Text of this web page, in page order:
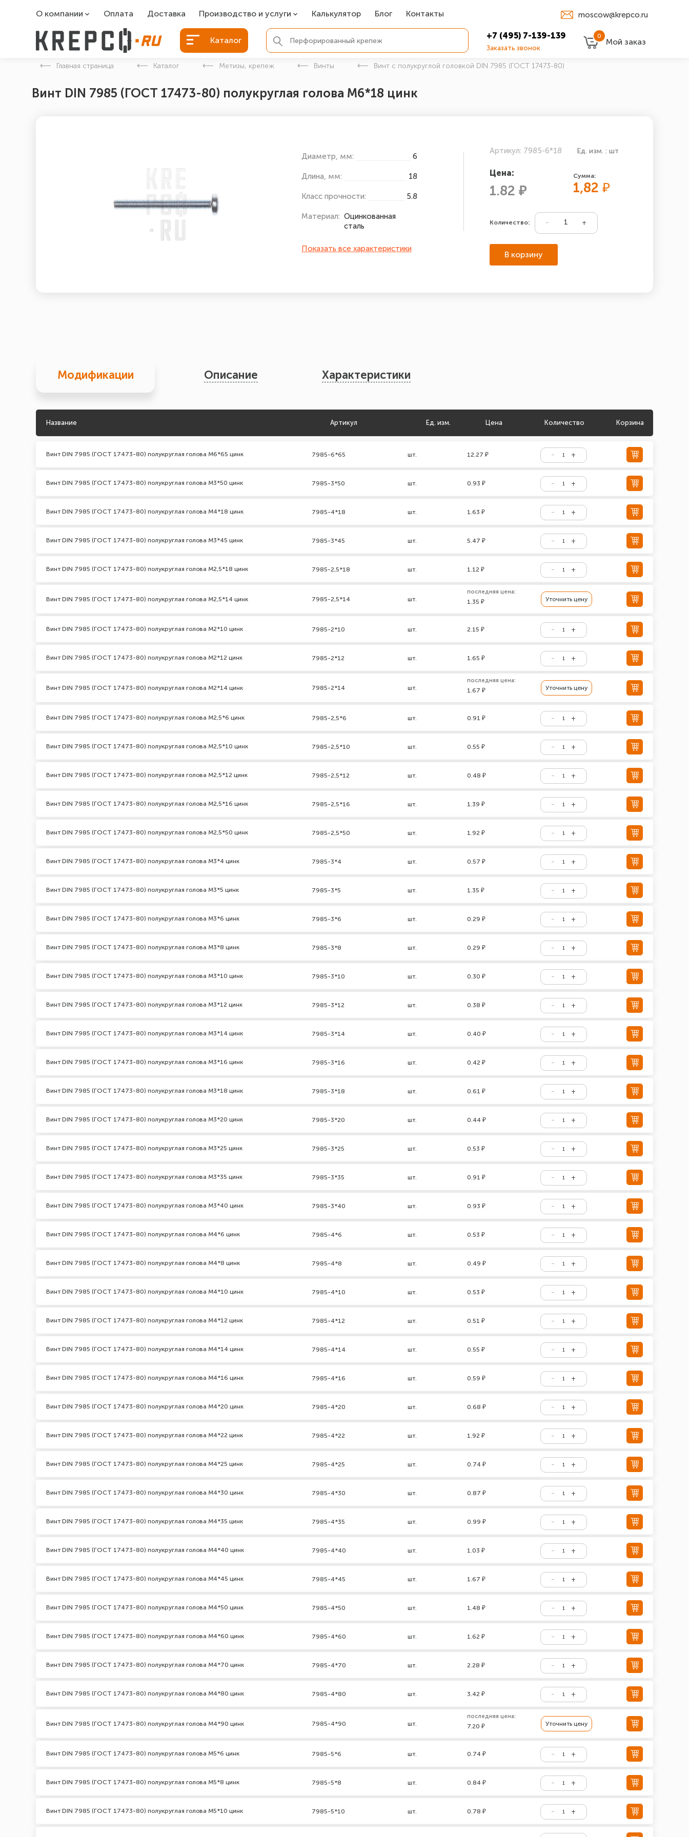
О компании
О компании
Оплата Доставка Производство и услуги
Болты БСР
Болты для фундамента
Закладные детали
Калькулятор Блог Контакты moscow@krepco.ru
Каталог +7 (495) 7-139-139
Заказать звонок
0
Мой заказ
Главная страница Каталог Метизы, крепеж Винты Винт с полукруглой головкой DIN 7985 (ГОСТ 17473-80)
Винт DIN 7985 (ГОСТ 17473-80) полукруглая голова М6*18 цинк
Диаметр, мм: 6
Длина, мм: 18
Класс прочности: 5.8
Материал: Оцинкованная
сталь
Показать все характеристики
Артикул: 7985-6*18 Ед. изм. : шт
Цена:
1.82 ₽
Сумма:
1,82₽
Количество:
В корзину
Модификации Описание Характеристики
Название Артикул Ед. изм. Цена Количество Корзина
Винт DIN 7985 (ГОСТ 17473-80) полукруглая голова М6*65 цинк 7985-6*65 шт. 12.27 ₽
Винт DIN 7985 (ГОСТ 17473-80) полукруглая голова М3*50 цинк 7985-3*50 шт. 0.93 ₽
Винт DIN 7985 (ГОСТ 17473-80) полукруглая голова М4*18 цинк 7985-4*18 шт. 1.63 ₽
Винт DIN 7985 (ГОСТ 17473-80) полукруглая голова М3*45 цинк 7985-3*45 шт. 5.47 ₽
Винт DIN 7985 (ГОСТ 17473-80) полукруглая голова М2,5*18 цинк 7985-2,5*18 шт. 1.12 ₽
Винт DIN 7985 (ГОСТ 17473-80) полукруглая голова М2,5*14 цинк 7985-2,5*14 шт.
последняя цена:
1.35 ₽ Уточнить цену
Винт DIN 7985 (ГОСТ 17473-80) полукруглая голова М2*10 цинк 7985-2*10 шт. 2.15 ₽
Винт DIN 7985 (ГОСТ 17473-80) полукруглая голова М2*12 цинк 7985-2*12 шт. 1.65 ₽
Винт DIN 7985 (ГОСТ 17473-80) полукруглая голова М2*14 цинк 7985-2*14 шт.
последняя цена:
1.67 ₽ Уточнить цену
Винт DIN 7985 (ГОСТ 17473-80) полукруглая голова М2,5*6 цинк 7985-2,5*6 шт. 0.91 ₽
Винт DIN 7985 (ГОСТ 17473-80) полукруглая голова М2,5*10 цинк 7985-2,5*10 шт. 0.55 ₽
Винт DIN 7985 (ГОСТ 17473-80) полукруглая голова М2,5*12 цинк 7985-2,5*12 шт. 0.48 ₽
Винт DIN 7985 (ГОСТ 17473-80) полукруглая голова М2,5*16 цинк 7985-2,5*16 шт. 1.39 ₽
Винт DIN 7985 (ГОСТ 17473-80) полукруглая голова М2,5*50 цинк 7985-2,5*50 шт. 1.92 ₽
Винт DIN 7985 (ГОСТ 17473-80) полукруглая голова М3*4 цинк 7985-3*4 шт. 0.57 ₽
Винт DIN 7985 (ГОСТ 17473-80) полукруглая голова М3*5 цинк 7985-3*5 шт. 1.35 ₽
Винт DIN 7985 (ГОСТ 17473-80) полукруглая голова М3*6 цинк 7985-3*6 шт. 0.29 ₽
Винт DIN 7985 (ГОСТ 17473-80) полукруглая голова М3*8 цинк 7985-3*8 шт. 0.29 ₽
Винт DIN 7985 (ГОСТ 17473-80) полукруглая голова М3*10 цинк 7985-3*10 шт. 0.30 ₽
Винт DIN 7985 (ГОСТ 17473-80) полукруглая голова М3*12 цинк 7985-3*12 шт. 0.38 ₽
Винт DIN 7985 (ГОСТ 17473-80) полукруглая голова М3*14 цинк 7985-3*14 шт. 0.40 ₽
Винт DIN 7985 (ГОСТ 17473-80) полукруглая голова М3*16 цинк 7985-3*16 шт. 0.42 ₽
Винт DIN 7985 (ГОСТ 17473-80) полукруглая голова М3*18 цинк 7985-3*18 шт. 0.61 ₽
Винт DIN 7985 (ГОСТ 17473-80) полукруглая голова М3*20 цинк 7985-3*20 шт. 0.44 ₽
Винт DIN 7985 (ГОСТ 17473-80) полукруглая голова М3*25 цинк 7985-3*25 шт. 0.53 ₽
Винт DIN 7985 (ГОСТ 17473-80) полукруглая голова М3*35 цинк 7985-3*35 шт. 0.91 ₽
Винт DIN 7985 (ГОСТ 17473-80) полукруглая голова М3*40 цинк 7985-3*40 шт. 0.93 ₽
Винт DIN 7985 (ГОСТ 17473-80) полукруглая голова М4*6 цинк 7985-4*6 шт. 0.53 ₽
Винт DIN 7985 (ГОСТ 17473-80) полукруглая голова М4*8 цинк 7985-4*8 шт. 0.49 ₽
Винт DIN 7985 (ГОСТ 17473-80) полукруглая голова М4*10 цинк 7985-4*10 шт. 0.53 ₽
Винт DIN 7985 (ГОСТ 17473-80) полукруглая голова М4*12 цинк 7985-4*12 шт. 0.51 ₽
Винт DIN 7985 (ГОСТ 17473-80) полукруглая голова М4*14 цинк 7985-4*14 шт. 0.55 ₽
Винт DIN 7985 (ГОСТ 17473-80) полукруглая голова М4*16 цинк 7985-4*16 шт. 0.59 ₽
Винт DIN 7985 (ГОСТ 17473-80) полукруглая голова М4*20 цинк 7985-4*20 шт. 0.68 ₽
Винт DIN 7985 (ГОСТ 17473-80) полукруглая голова М4*22 цинк 7985-4*22 шт. 1.92 ₽
Винт DIN 7985 (ГОСТ 17473-80) полукруглая голова М4*25 цинк 7985-4*25 шт. 0.74 ₽
Винт DIN 7985 (ГОСТ 17473-80) полукруглая голова М4*30 цинк 7985-4*30 шт. 0.87 ₽
Винт DIN 7985 (ГОСТ 17473-80) полукруглая голова М4*35 цинк 7985-4*35 шт. 0.99 ₽
Винт DIN 7985 (ГОСТ 17473-80) полукруглая голова М4*40 цинк 7985-4*40 шт. 1.03 ₽
Винт DIN 7985 (ГОСТ 17473-80) полукруглая голова М4*45 цинк 7985-4*45 шт. 1.67 ₽
Винт DIN 7985 (ГОСТ 17473-80) полукруглая голова М4*50 цинк 7985-4*50 шт. 1.48 ₽
Винт DIN 7985 (ГОСТ 17473-80) полукруглая голова М4*60 цинк 7985-4*60 шт. 1.62 ₽
Винт DIN 7985 (ГОСТ 17473-80) полукруглая голова М4*70 цинк 7985-4*70 шт. 2.28 ₽
Винт DIN 7985 (ГОСТ 17473-80) полукруглая голова М4*80 цинк 7985-4*80 шт. 3.42 ₽
Винт DIN 7985 (ГОСТ 17473-80) полукруглая голова М4*90 цинк 7985-4*90 шт.
последняя цена:
7.20 ₽ Уточнить цену
Винт DIN 7985 (ГОСТ 17473-80) полукруглая голова М5*6 цинк 7985-5*6 шт. 0.74 ₽
Винт DIN 7985 (ГОСТ 17473-80) полукруглая голова М5*8 цинк 7985-5*8 шт. 0.84 ₽
Винт DIN 7985 (ГОСТ 17473-80) полукруглая голова М5*10 цинк 7985-5*10 шт. 0.78 ₽